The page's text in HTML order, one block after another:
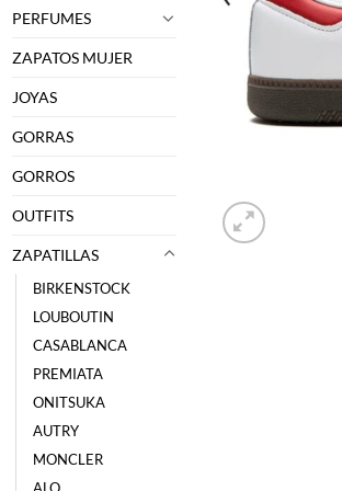
PERFUMES
ZAPATOS MUJER
JOYAS
GORRAS
GORROS
OUTFITS
ZAPATILLAS
BIRKENSTOCK
LOUBOUTIN
CASABLANCA
PREMIATA
ONITSUKA
AUTRY
MONCLER
ALO